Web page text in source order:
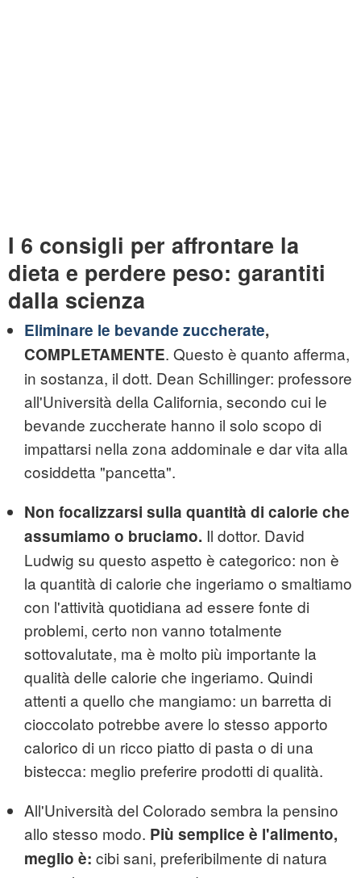
I 6 consigli per affrontare la
dieta e perdere peso: garantiti
dalla scienza
Eliminare le bevande zuccherate,
COMPLETAMENTE. Questo è quanto afferma,
in sostanza, il dott. Dean Schillinger: professore
all'Università della California, secondo cui le
bevande zuccherate hanno il solo scopo di
impattarsi nella zona addominale e dar vita alla
cosiddetta "pancetta".
Non focalizzarsi sulla quantità di calorie che
assumiamo o bruciamo. Il dottor. David
Ludwig su questo aspetto è categorico: non è
la quantità di calorie che ingeriamo o smaltiamo
con l'attività quotidiana ad essere fonte di
problemi, certo non vanno totalmente
sottovalutate, ma è molto più importante la
qualità delle calorie che ingeriamo. Quindi
attenti a quello che mangiamo: un barretta di
cioccolato potrebbe avere lo stesso apporto
calorico di un ricco piatto di pasta o di una
bistecca: meglio preferire prodotti di qualità.
All'Università del Colorado sembra la pensino
allo stesso modo. Più semplice è l'alimento,
meglio è: cibi sani, preferibilmente di natura